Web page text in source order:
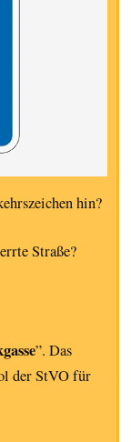
hin?
Straße?
”. Das
der StVO für